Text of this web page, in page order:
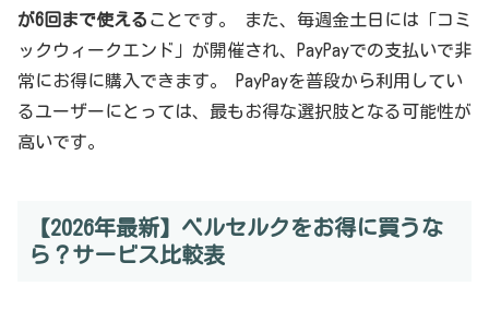
が6回まで使える ことです。 また、毎週金土日には「コミ
ックウィークエンド」が開催され、PayPayでの支払いで非
常にお得に購入できます。 PayPayを普段から利用してい
るユーザーにとっては、最もお得な選択肢となる可能性が
高いです。
【2026年最新】ベルセルクをお得に買うな
ら？サービス比較表